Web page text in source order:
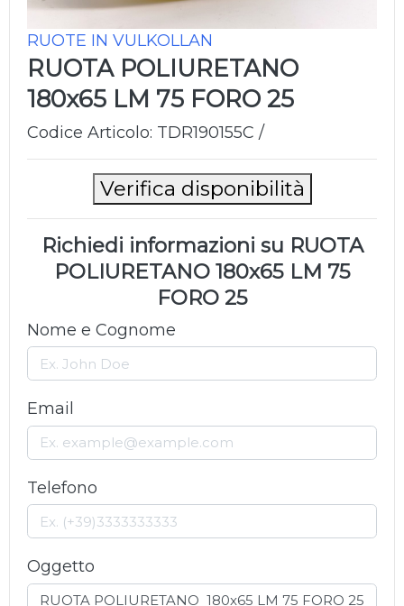
RUOTE IN VULKOLLAN
RUOTA POLIURETANO
180x65 LM 75 FORO 25
Codice Articolo: TDR190155C /
Verifica disponibilità
Richiedi informazioni su RUOTA
POLIURETANO 180x65 LM 75
FORO 25
Nome e Cognome
Email
Telefono
Oggetto